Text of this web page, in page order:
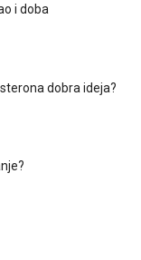
i doba
dobra ideja?